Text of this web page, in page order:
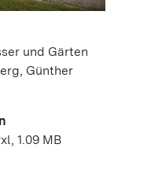
und Gärten
Günther
1.09 MB